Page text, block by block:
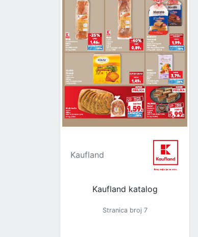
Kaufland
Kaufland katalog
Stranica broj 7